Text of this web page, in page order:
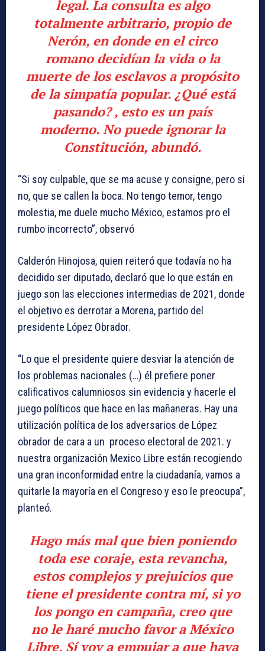
legal. La consulta es algo
totalmente arbitrario, propio de
Nerón, en donde en el circo
romano decidían la vida o la
muerte de los esclavos a propósito
de la simpatía popular. ¿Qué está
pasando? , esto es un país
moderno. No puede ignorar la
Constitución, abundó.
“Si soy culpable, que se ma acuse y consigne, pero si
no, que se callen la boca. No tengo temor, tengo
molestia, me duele mucho México, estamos pro el
rumbo incorrecto”, observó
Calderón Hinojosa, quien reiteró que todavía no ha
decidido ser diputado, declaró que lo que están en
juego son las elecciones intermedias de 2021, donde
el objetivo es derrotar a Morena, partido del
presidente López Obrador.
“Lo que el presidente quiere desviar la atención de
los problemas nacionales (…) él prefiere poner
calificativos calumniosos sin evidencia y hacerle el
juego políticos que hace en las mañaneras. Hay una
utilización política de los adversarios de López
obrador de cara a un proceso electoral de 2021. y
nuestra organización Mexico Libre están recogiendo
una gran inconformidad entre la ciudadanía, vamos a
quitarle la mayoría en el Congreso y eso le preocupa”,
planteó.
Hago más mal que bien poniendo
toda ese coraje, esta revancha,
estos complejos y prejuicios que
tiene el presidente contra mí, si yo
los pongo en campaña, creo que
no le haré mucho favor a México
Libre. Sí voy a empujar a que haya